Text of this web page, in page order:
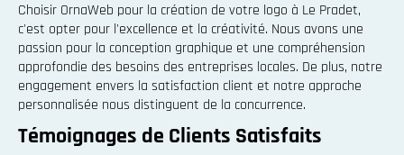
Choisir OrnaWeb pour la création de votre logo à Le Pradet,
c'est opter pour l'excellence et la créativité. Nous avons une
passion pour la conception graphique et une compréhension
approfondie des besoins des entreprises locales. De plus, notre
engagement envers la satisfaction client et notre approche
personnalisée nous distinguent de la concurrence.
Témoignages de Clients Satisfaits